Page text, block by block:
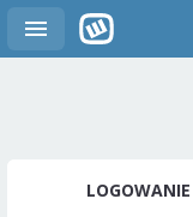
LOGOWANIE